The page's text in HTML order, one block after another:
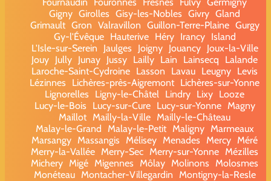
Gigny Girolles Gisy-les-Nobles Givry Gland
Grimault Gron Valravillon Guillon-Terre-Plaine Gurgy
Gy-l'Évêque
Hauterive Héry Irancy
Island
L'Isle-sur-Serein
Jaulges Joigny Jouancy
Joux-la-Ville
Jouy Jully Junay Jussy Lailly Lain Lainsecq
Lalande
Laroche-Saint-Cydroine Lasson Lavau Leugny Levis
Lézinnes
Lichères-près-Aigremont Lichères-sur-Yonne
Lignorelles
Ligny-le-Châtel Lindry Lixy Looze
Lucy-le-Bois
Lucy-sur-Cure Lucy-sur-Yonne
Magny
Maillot Mailly-la-Ville Mailly-le-Château
Malay-le-Grand
Malay-le-Petit Maligny
Marmeaux
Marsangy Massangis Mélisey Menades Mercy Méré
Merry-la-Vallée Merry-Sec Merry-sur-Yonne Mézilles
Michery Migé Migennes Môlay Molinons
Molosmes
Monéteau
Montacher-Villegardin
Montigny-la-Resle